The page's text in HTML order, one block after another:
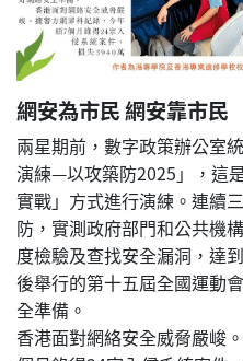
網安為市民 網安靠市民
兩星期前，數字政策辦公室
演練—以攻築防2025」，這
實戰」方式進行演練。連續
防，實測政府部門和公共機
度檢驗及查找安全漏洞，達
後舉行的第十五屆全國運動
全準備。
香港面對網絡安全威脅嚴峻